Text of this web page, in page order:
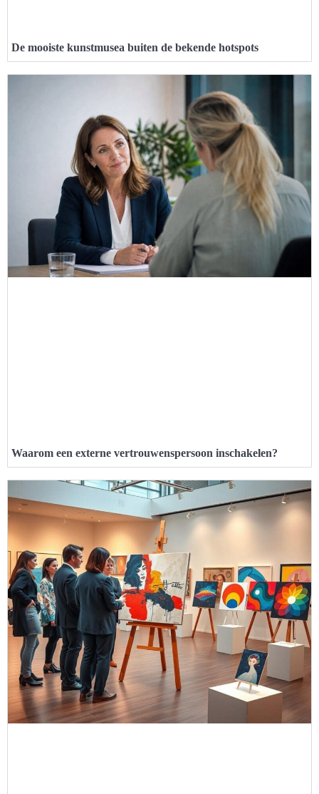
De mooiste kunstmusea buiten de bekende hotspots
Waarom een externe vertrouwenspersoon inschakelen?